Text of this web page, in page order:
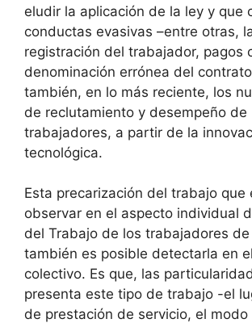
eludir la aplicación de la ley y que
conductas evasivas –entre otras,
registración del trabajador, pagos
denominación errónea del
también, en lo más reciente, los
de reclutamiento y desempeño de
trabajadores, a partir de la
tecnológica.
Esta precarización del trabajo que
observar en el aspecto individual
del Trabajo de los trabajadores
también es posible detectarla en
colectivo. Es que, las
presenta este tipo de trabajo -el
de prestación de servicio, el